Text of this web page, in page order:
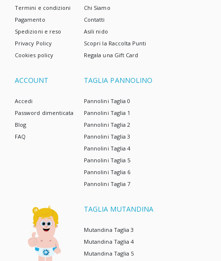
Termini e condizioni
Pagamento
Spedizioni e reso
Privacy Policy
Cookies policy
Chi Siamo
Contatti
Asili nido
Scopri la Raccolta Punti
Regala una Gift Card
ACCOUNT
Accedi
Password dimenticata
Blog
FAQ
TAGLIA PANNOLINO
Pannolini Taglia 0
Pannolini Taglia 1
Pannolini Taglia 2
Pannolini Taglia 3
Pannolini Taglia 4
Pannolini Taglia 5
Pannolini Taglia 6
Pannolini Taglia 7
TAGLIA MUTANDINA
Mutandina Taglia 3
Mutandina Taglia 4
Mutandina Taglia 5